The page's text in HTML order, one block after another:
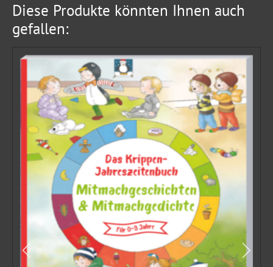
Diese Produkte könnten Ihnen auch
gefallen: